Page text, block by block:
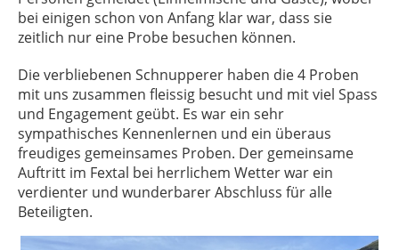
bei einigen schon von Anfang klar war, dass sie
zeitlich nur eine Probe besuchen können.
Die verbliebenen Schnupperer haben die 4 Proben
mit uns zusammen fleissig besucht und mit viel Spass
und Engagement geübt. Es war ein sehr
sympathisches Kennenlernen und ein überaus
freudiges gemeinsames Proben. Der gemeinsame
Auftritt im Fextal bei herrlichem Wetter war ein
verdienter und wunderbarer Abschluss für alle
Beteiligten.